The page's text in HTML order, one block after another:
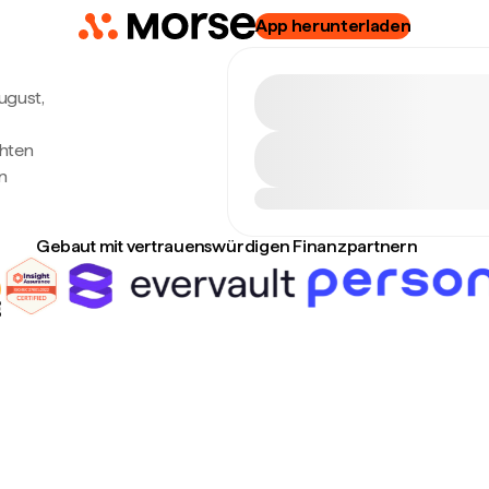
App herunterladen
Gebaut mit vertrauenswürdigen Finanzpartnern